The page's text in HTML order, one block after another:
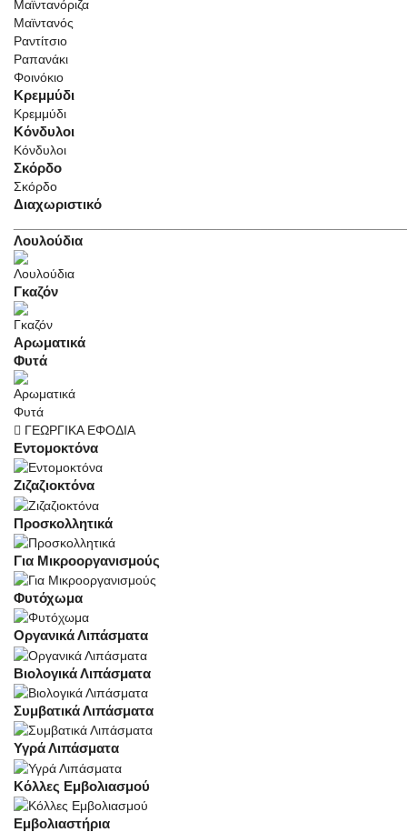
Μαϊντανόριζα
Μαϊντανός
Ραντίτσιο
Ραπανάκι
Φοινόκιο
Κρεμμύδι
Κρεμμύδι
Κόνδυλοι
Κόνδυλοι
Σκόρδο
Σκόρδο
Διαχωριστικό
Λουλούδια
Γκαζόν
Αρωματικά
Φυτά
ΓΕΩΡΓΙΚΑ ΕΦΟΔΙΑ
Εντομοκτόνα
Ζιζαζιοκτόνα
Προσκολλητικά
Για Μικροοργανισμούς
Φυτόχωμα
Οργανικά Λιπάσματα
Βιολογικά Λιπάσματα
Συμβατικά Λιπάσματα
Υγρά Λιπάσματα
Κόλλες Εμβολιασμού
Εμβολιαστήρια